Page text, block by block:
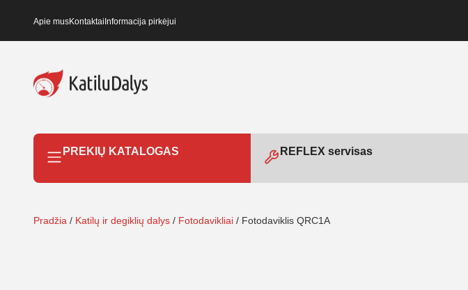
Apie musKontaktaiInformacija pirkėjui
PREKIŲ KATALOGAS REFLEX servisas
Pradžia / Katilų ir degiklių dalys / Fotodavikliai / Fotodaviklis QRC1A